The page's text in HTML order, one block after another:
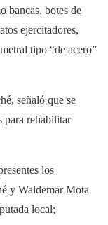
bancas, botes de
ejercitadores,
tipo “de acero”
señaló que se
para rehabilitar
los
y Waldemar Mota
local;